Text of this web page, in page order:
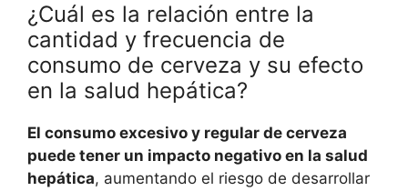
¿Cuál es la relación entre la
cantidad y frecuencia de
consumo de cerveza y su efecto
en la salud hepática?
El consumo excesivo y regular de cerveza
puede tener un impacto negativo en la salud
hepática, aumentando el riesgo de desarrollar